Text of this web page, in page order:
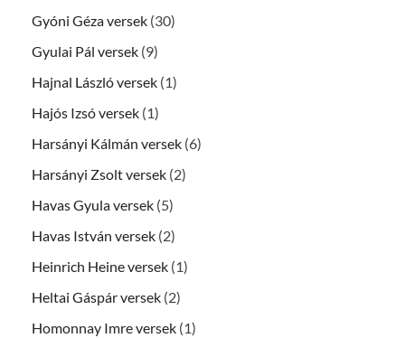
Gyóni Géza versek (30)
Gyulai Pál versek (9)
Hajnal László versek (1)
Hajós Izsó versek (1)
Harsányi Kálmán versek (6)
Harsányi Zsolt versek (2)
Havas Gyula versek (5)
Havas István versek (2)
Heinrich Heine versek (1)
Heltai Gáspár versek (2)
Homonnay Imre versek (1)